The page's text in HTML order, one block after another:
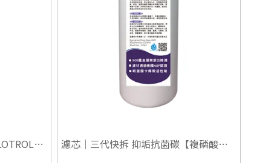
】
濾芯｜三代快拆 抑垢抗菌碳【複磷酸